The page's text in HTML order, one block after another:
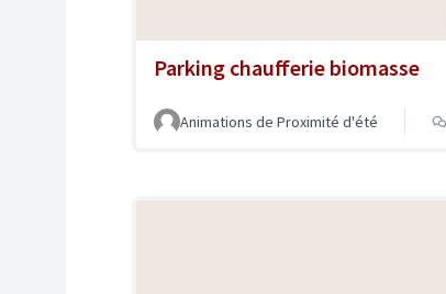
Parking chaufferie biomasse
Animations de Proximité d'été